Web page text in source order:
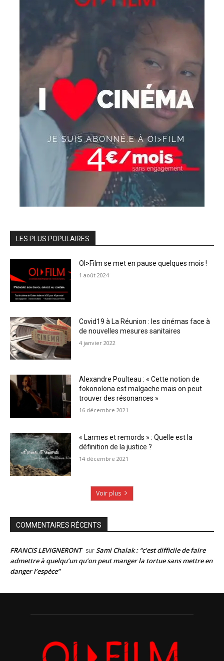
LES PLUS POPULAIRES
OI>Film se met en pause quelques mois !
1 août 2024
Covid19 à La Réunion : les cinémas face à
de nouvelles mesures sanitaires
4 janvier 2022
Alexandre Poulteau : « Cette notion de
fokonolona est malgache mais on peut
trouver des résonances »
16 décembre 2021
« Larmes et remords » : Quelle est la
définition de la justice ?
14 décembre 2021
Voir plus
COMMENTAIRES RÉCENTS
FRANCIS LEVIGNERONT surSami Chalak : “c’est difficile de faire
admettre à quelqu’un qu’on peut manger la tortue sans mettre en
danger l’espèce”